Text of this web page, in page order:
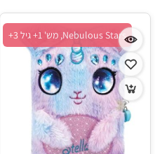
Nebulous Stars, מש' 1+ גיל 3+